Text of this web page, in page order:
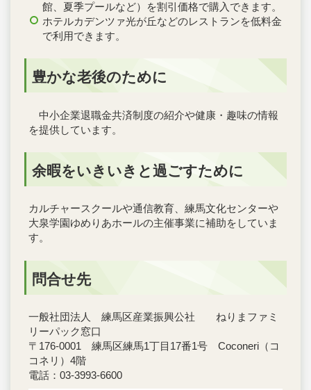
館、夏季プールなど）を割引価格で購入できます。
ホテルカデンツァ光が丘などのレストランを低料金
で利用できます。
豊かな老後のために
中小企業退職金共済制度の紹介や健康・趣味の情報
を提供しています。
余暇をいきいきと過ごすために
カルチャースクールや通信教育、練馬文化センターや
大泉学園ゆめりあホールの主催事業に補助をしていま
す。
問合せ先
一般社団法人 練馬区産業振興公社 ねりまファミ
リーパック窓口
〒176-0001 練馬区練馬1丁目17番1号 Coconeri（コ
コネリ）4階
電話：03-3993-6600